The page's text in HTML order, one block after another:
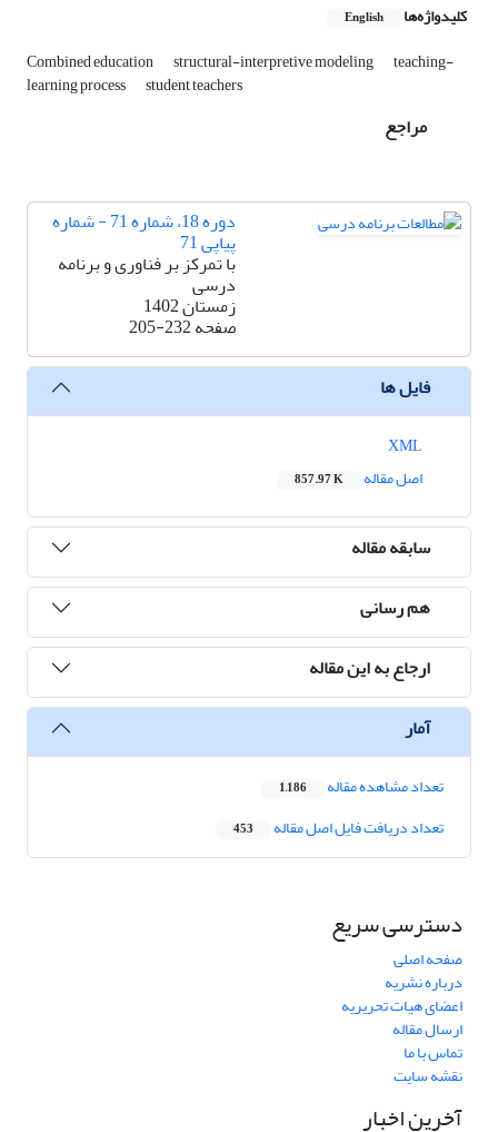
کلیدواژه‌ها English
Combined education structural-interpretive modeling teaching-
learning process student teachers
مراجع
دوره 18، شماره 71 - شماره
پیاپی 71
با تمرکز بر فناوری و برنامه
درسی
زمستان 1402
صفحه205-232
فایل ها
اصل مقاله
857.97 K
سابقه مقاله
هم رسانی
ارجاع به این مقاله
آمار
تعداد مشاهده مقاله 1,186
تعداد دریافت فایل اصل مقاله 453
دسترسی سریع
صفحه اصلی
درباره نشریه
اعضای هیات تحریریه
ارسال مقاله
تماس با ما
نقشه سایت
آخرین اخبار